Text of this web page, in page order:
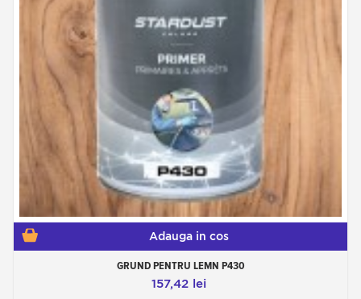
Adauga in cos
GRUND PENTRU LEMN P430
157,42 lei